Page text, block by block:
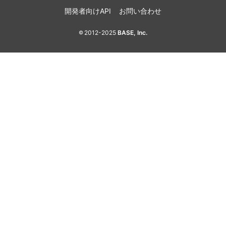
開発者向けAPI
お問い合わせ
© 2012-2025BASE, Inc.